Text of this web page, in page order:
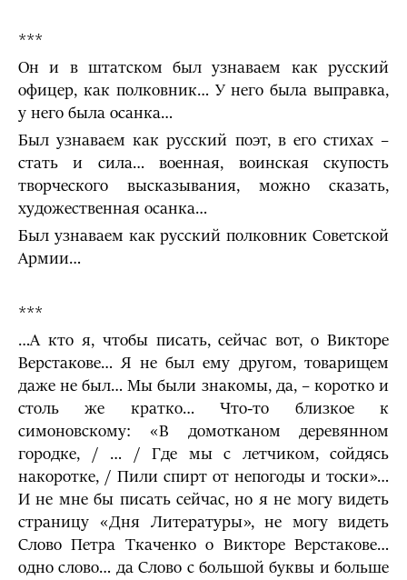
***
Он и в штатском был узнаваем как русский
офицер, как полковник… У него была выправка,
у него была осанка…
Был узнаваем как русский поэт, в его стихах –
стать и сила… военная, воинская скупость
творческого высказывания, можно сказать,
художественная осанка…
Был узнаваем как русский полковник Советской
Армии…
***
…А кто я, чтобы писать, сейчас вот, о Викторе
Верстакове… Я не был ему другом, товарищем
даже не был… Мы были знакомы, да, – коротко и
столь же кратко… Что-то близкое к
симоновскому: «В домотканом деревянном
городке, / … / Где мы с летчиком, сойдясь
накоротке, / Пили спирт от непогоды и тоски»…
И не мне бы писать сейчас, но я не могу видеть
страницу «Дня Литературы», не могу видеть
Слово Петра Ткаченко о Викторе Верстакове…
одно слово… да Слово с большой буквы и больше